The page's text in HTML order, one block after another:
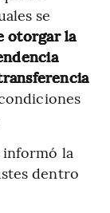
se
otorgar la
la
dentro